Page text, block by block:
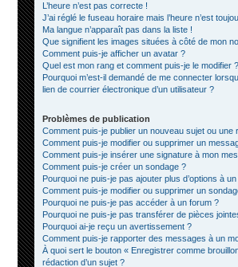
L’heure n’est pas correcte !
J’ai réglé le fuseau horaire mais l’heure n’est
Ma langue n’apparaît pas dans la liste !
Que signifient les images situées à côté de mon
Comment puis-je afficher un avatar ?
Quel est mon rang et comment puis-je le modifier ?
Pourquoi m’est-il demandé de me connecter
lien de courrier électronique d’un utilisateur ?
Problèmes de publication
Comment puis-je publier un nouveau sujet ou une
Comment puis-je modifier ou supprimer un
Comment puis-je insérer une signature à mon
Comment puis-je créer un sondage ?
Pourquoi ne puis-je pas ajouter plus d’options à
Comment puis-je modifier ou supprimer un
Pourquoi ne puis-je pas accéder à un forum ?
Pourquoi ne puis-je pas transférer de pièces
Pourquoi ai-je reçu un avertissement ?
Comment puis-je rapporter des messages à un
À quoi sert le bouton « Enregistrer comme
rédaction d’un sujet ?